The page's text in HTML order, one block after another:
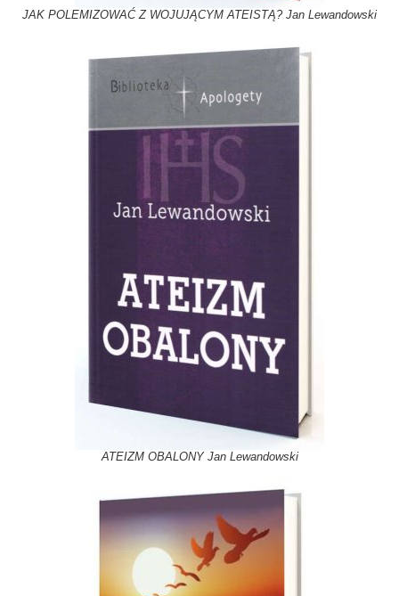
JAK POLEMIZOWAĆ Z WOJUJĄCYM ATEISTĄ? Jan Lewandowski
ATEIZM OBALONY Jan Lewandowski